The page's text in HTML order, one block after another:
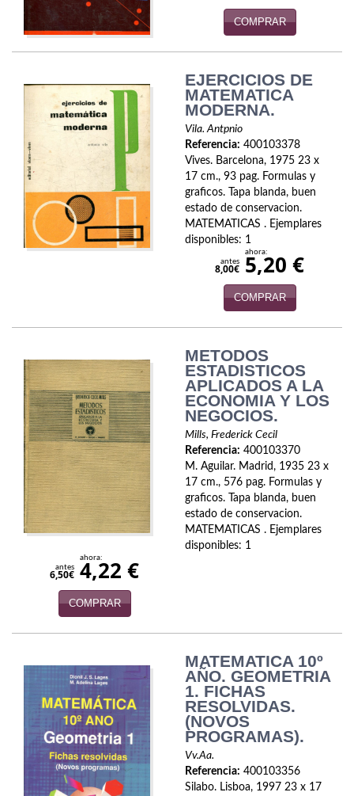
Infantil y juvenil. Nuevo!!
Informática
Literatura fantástica
Literatura hispanoamericana
Local
Mafia y espionaje
Novela Extranjera
Novela fantástica
Novela histórica
Novela negra
Novela romántica
Otros idiomas
Papás, Mamás, bebés...
Política
Psicología. Educación
Religión
COMPRAR
EJERCICIOS DE
MATEMATICA
MODERNA.
Vila. Antpnio
Referencia: 400103378
Vives. Barcelona, 1975 23 x
17 cm., 93 pag. Formulas y
graficos. Tapa blanda, buen
estado de conservacion.
MATEMATICAS . Ejemplares
disponibles: 1
antes
8,00€
ahora:
5,20 €
COMPRAR
METODOS
ESTADISTICOS
APLICADOS A LA
ECONOMIA Y LOS
NEGOCIOS.
Mills, Frederick Cecil
Referencia: 400103370
M. Aguilar. Madrid, 1935 23 x
17 cm., 576 pag. Formulas y
graficos. Tapa blanda, buen
estado de conservacion.
MATEMATICAS . Ejemplares
disponibles: 1
antes
6,50€
ahora:
4,22 €
COMPRAR
MATEMATICA 10º
AÑO. GEOMETRIA
1. FICHAS
RESOLVIDAS.
(NOVOS
PROGRAMAS).
Vv.Aa.
Referencia: 400103356
Silabo. Lisboa, 1997 23 x 17